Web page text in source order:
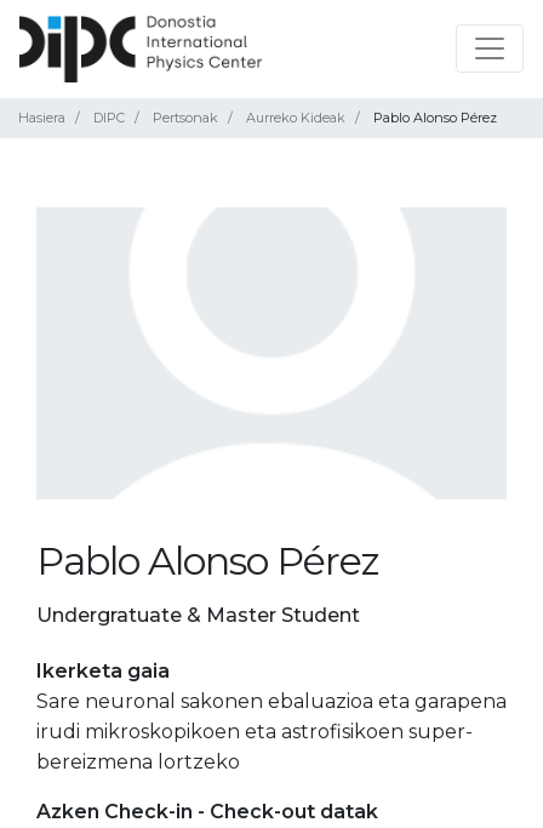
Hasiera DIPC Pertsonak Aurreko Kideak Pablo Alonso Pérez
Pablo Alonso Pérez
Undergratuate & Master Student
Ikerketa gaia
Sare neuronal sakonen ebaluazioa eta garapena
irudi mikroskopikoen eta astrofisikoen super-
bereizmena lortzeko
Azken Check-in - Check-out datak